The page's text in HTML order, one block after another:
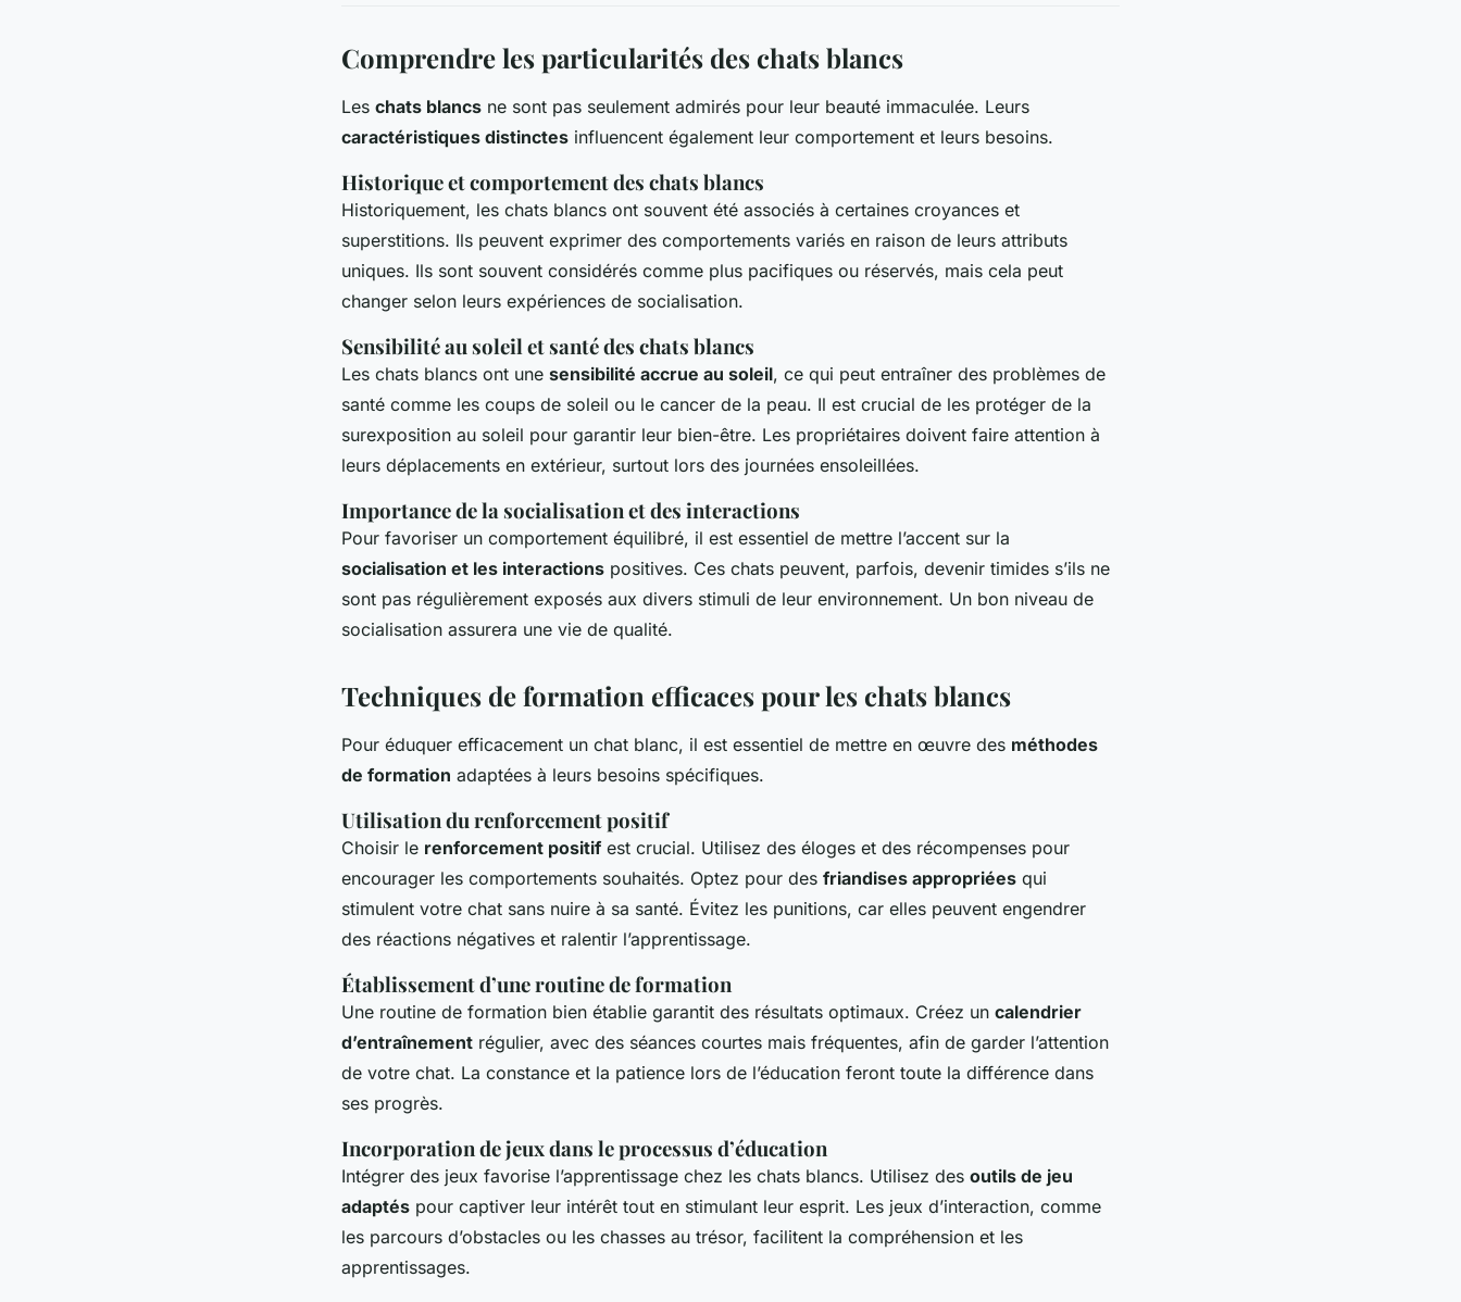
Comprendre les particularités des chats blancs
Les chats blancs ne sont pas seulement admirés pour leur beauté immaculée. Leurs
caractéristiques distinctes influencent également leur comportement et leurs besoins.
Historique et comportement des chats blancs
Historiquement, les chats blancs ont souvent été associés à certaines croyances et
superstitions. Ils peuvent exprimer des comportements variés en raison de leurs attributs
uniques. Ils sont souvent considérés comme plus pacifiques ou réservés, mais cela peut
changer selon leurs expériences de socialisation.
Sensibilité au soleil et santé des chats blancs
Les chats blancs ont une sensibilité accrue au soleil, ce qui peut entraîner des problèmes de
santé comme les coups de soleil ou le cancer de la peau. Il est crucial de les protéger de la
surexposition au soleil pour garantir leur bien-être. Les propriétaires doivent faire attention à
leurs déplacements en extérieur, surtout lors des journées ensoleillées.
Importance de la socialisation et des interactions
Pour favoriser un comportement équilibré, il est essentiel de mettre l’accent sur la
socialisation et les interactions positives. Ces chats peuvent, parfois, devenir timides s’ils ne
sont pas régulièrement exposés aux divers stimuli de leur environnement. Un bon niveau de
socialisation assurera une vie de qualité.
Techniques de formation efficaces pour les chats blancs
Pour éduquer efficacement un chat blanc, il est essentiel de mettre en œuvre des méthodes
de formation adaptées à leurs besoins spécifiques.
Utilisation du renforcement positif
Choisir le renforcement positif est crucial. Utilisez des éloges et des récompenses pour
encourager les comportements souhaités. Optez pour des friandises appropriées qui
stimulent votre chat sans nuire à sa santé. Évitez les punitions, car elles peuvent engendrer
des réactions négatives et ralentir l’apprentissage.
Établissement d’une routine de formation
Une routine de formation bien établie garantit des résultats optimaux. Créez un calendrier
d’entraînement régulier, avec des séances courtes mais fréquentes, afin de garder l’attention
de votre chat. La constance et la patience lors de l’éducation feront toute la différence dans
ses progrès.
Incorporation de jeux dans le processus d’éducation
Intégrer des jeux favorise l’apprentissage chez les chats blancs. Utilisez des outils de jeu
adaptés pour captiver leur intérêt tout en stimulant leur esprit. Les jeux d’interaction, comme
les parcours d’obstacles ou les chasses au trésor, facilitent la compréhension et les
apprentissages.